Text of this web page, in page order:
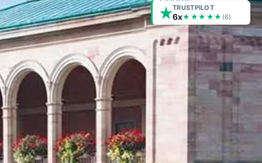
TRUSTPILOT
6x★★★★★ (6)